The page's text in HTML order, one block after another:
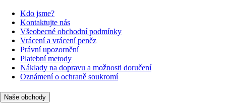
Kdo jsme?
Kontaktujte nás
Všeobecné obchodní podmínky
Vrácení a vrácení peněz
Právní upozornění
Platební metody
Náklady na dopravu a možnosti doručení
Oznámení o ochraně soukromí
Naše obchody